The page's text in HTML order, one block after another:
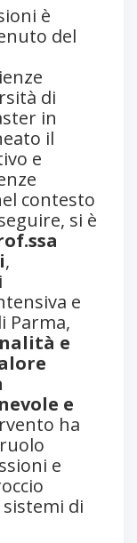
è
del
di
in
il
e
contesto
si è
,
e
Parma,
e
e
ha
e
di